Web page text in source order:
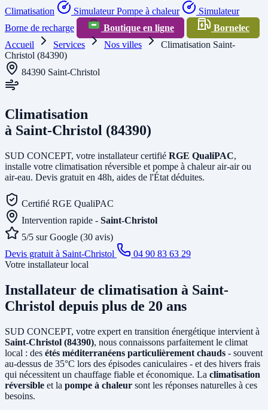
Climatisation
Simulateur Pompe à chaleur
Simulateur
Borne de recharge
Boutique en ligne
Bornelec
Accueil
Services Nos villes
Climatisation Saint-
Christol (84390)
84390 Saint-Christol
Climatisation
à Saint-Christol (84390)
SUD CONCEPT, votre installateur certifié RGE QualiPAC,
installe votre climatisation réversible et pompe à chaleur air-air ou
air-eau. Devis gratuit en 48h, aides de l'État déduites.
Certifié RGE QualiPAC
Intervention rapide - Saint-Christol
5/5 sur Google (30 avis)
Devis gratuit à Saint-Christol
04 90 83 63 29
Votre installateur local
Installateur de climatisation à Saint-
Christol depuis plus de 20 ans
SUD CONCEPT, votre expert en transition énergétique intervient à
Saint-Christol (84390), nous connaissons parfaitement le climat
local : des étés méditerranéens particulièrement chauds - souvent
au-dessus de 35°C lors des épisodes caniculaires - et des hivers frais
qui nécessitent un chauffage fiable et économique. La climatisation
réversible et la pompe à chaleur sont les réponses naturelles à ces
besoins.